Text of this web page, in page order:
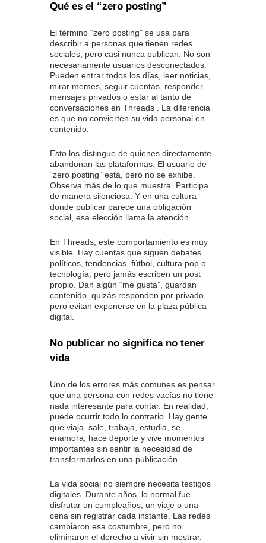
Qué es el “zero posting”
El término “zero posting” se usa para
describir a personas que tienen redes
sociales, pero casi nunca publican. No son
necesariamente usuarios desconectados.
Pueden entrar todos los días, leer noticias,
mirar memes, seguir cuentas, responder
mensajes privados o estar al tanto de
conversaciones en Threads . La diferencia
es que no convierten su vida personal en
contenido.
Esto los distingue de quienes directamente
abandonan las plataformas. El usuario de
“zero posting” está, pero no se exhibe.
Observa más de lo que muestra. Participa
de manera silenciosa. Y en una cultura
donde publicar parece una obligación
social, esa elección llama la atención.
En Threads, este comportamiento es muy
visible. Hay cuentas que siguen debates
políticos, tendencias, fútbol, cultura pop o
tecnología, pero jamás escriben un post
propio. Dan algún “me gusta”, guardan
contenido, quizás responden por privado,
pero evitan exponerse en la plaza pública
digital.
No publicar no significa no tener
vida
Uno de los errores más comunes es pensar
que una persona con redes vacías no tiene
nada interesante para contar. En realidad,
puede ocurrir todo lo contrario. Hay gente
que viaja, sale, trabaja, estudia, se
enamora, hace deporte y vive momentos
importantes sin sentir la necesidad de
transformarlos en una publicación.
La vida social no siempre necesita testigos
digitales. Durante años, lo normal fue
disfrutar un cumpleaños, un viaje o una
cena sin registrar cada instante. Las redes
cambiaron esa costumbre, pero no
eliminaron el derecho a vivir sin mostrar.